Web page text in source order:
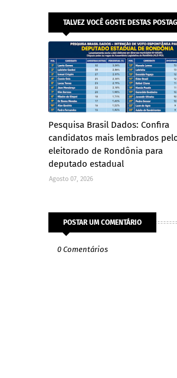
TALVEZ VOCÊ GOSTE DESTAS
Pesquisa Brasil Dados: Confira
candidatos mais lembrados
eleitorado de Rondônia para
deputado estadual
Agosto 07, 2026
POSTAR UM COMENTÁRIO
0 Comentários